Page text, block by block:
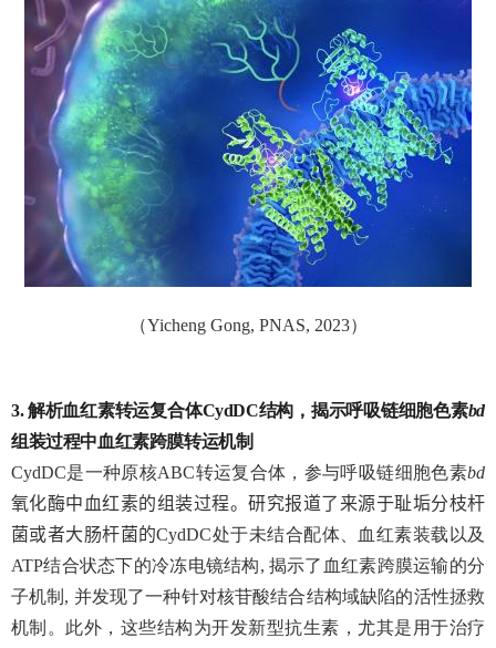
（Yicheng Gong, PNAS, 2023）
3.解析血红素转运复合体CydDC结构，揭示呼吸链细胞色素bd
组装过程中血红素跨膜转运机制
CydDC是一种原核ABC转运复合体，参与呼吸链细胞色素bd
氧化酶中血红素的组装过程。研究报道了来源于耻垢分枝杆
菌或者大肠杆菌的CydDC处于未结合配体、血红素装载以及
ATP结合状态下的冷冻电镜结构, 揭示了血红素跨膜运输的分
子机制 , 并发现了一种针对核苷酸结合结构域缺陷的活性拯救
机制。此外，这些结构为开发新型抗生素，尤其是用于治疗